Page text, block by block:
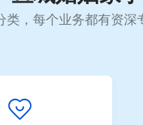
，每个业务都有资深